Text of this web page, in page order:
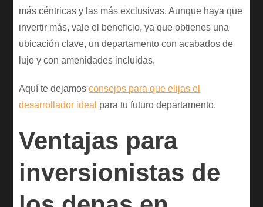
más céntricas y las más exclusivas. Aunque haya que
invertir más, vale el beneficio, ya que obtienes una
ubicación clave, un departamento con acabados de
lujo y con amenidades incluidas.
Aquí te dejamosconsejos para que elijas el
desarrollador ideal para tu futuro departamento.
Ventajas para
inversionistas de